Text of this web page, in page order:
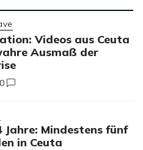
Videos aus Ceuta
Ausmaß der
Jahre: Mindestens fünf
in Ceuta